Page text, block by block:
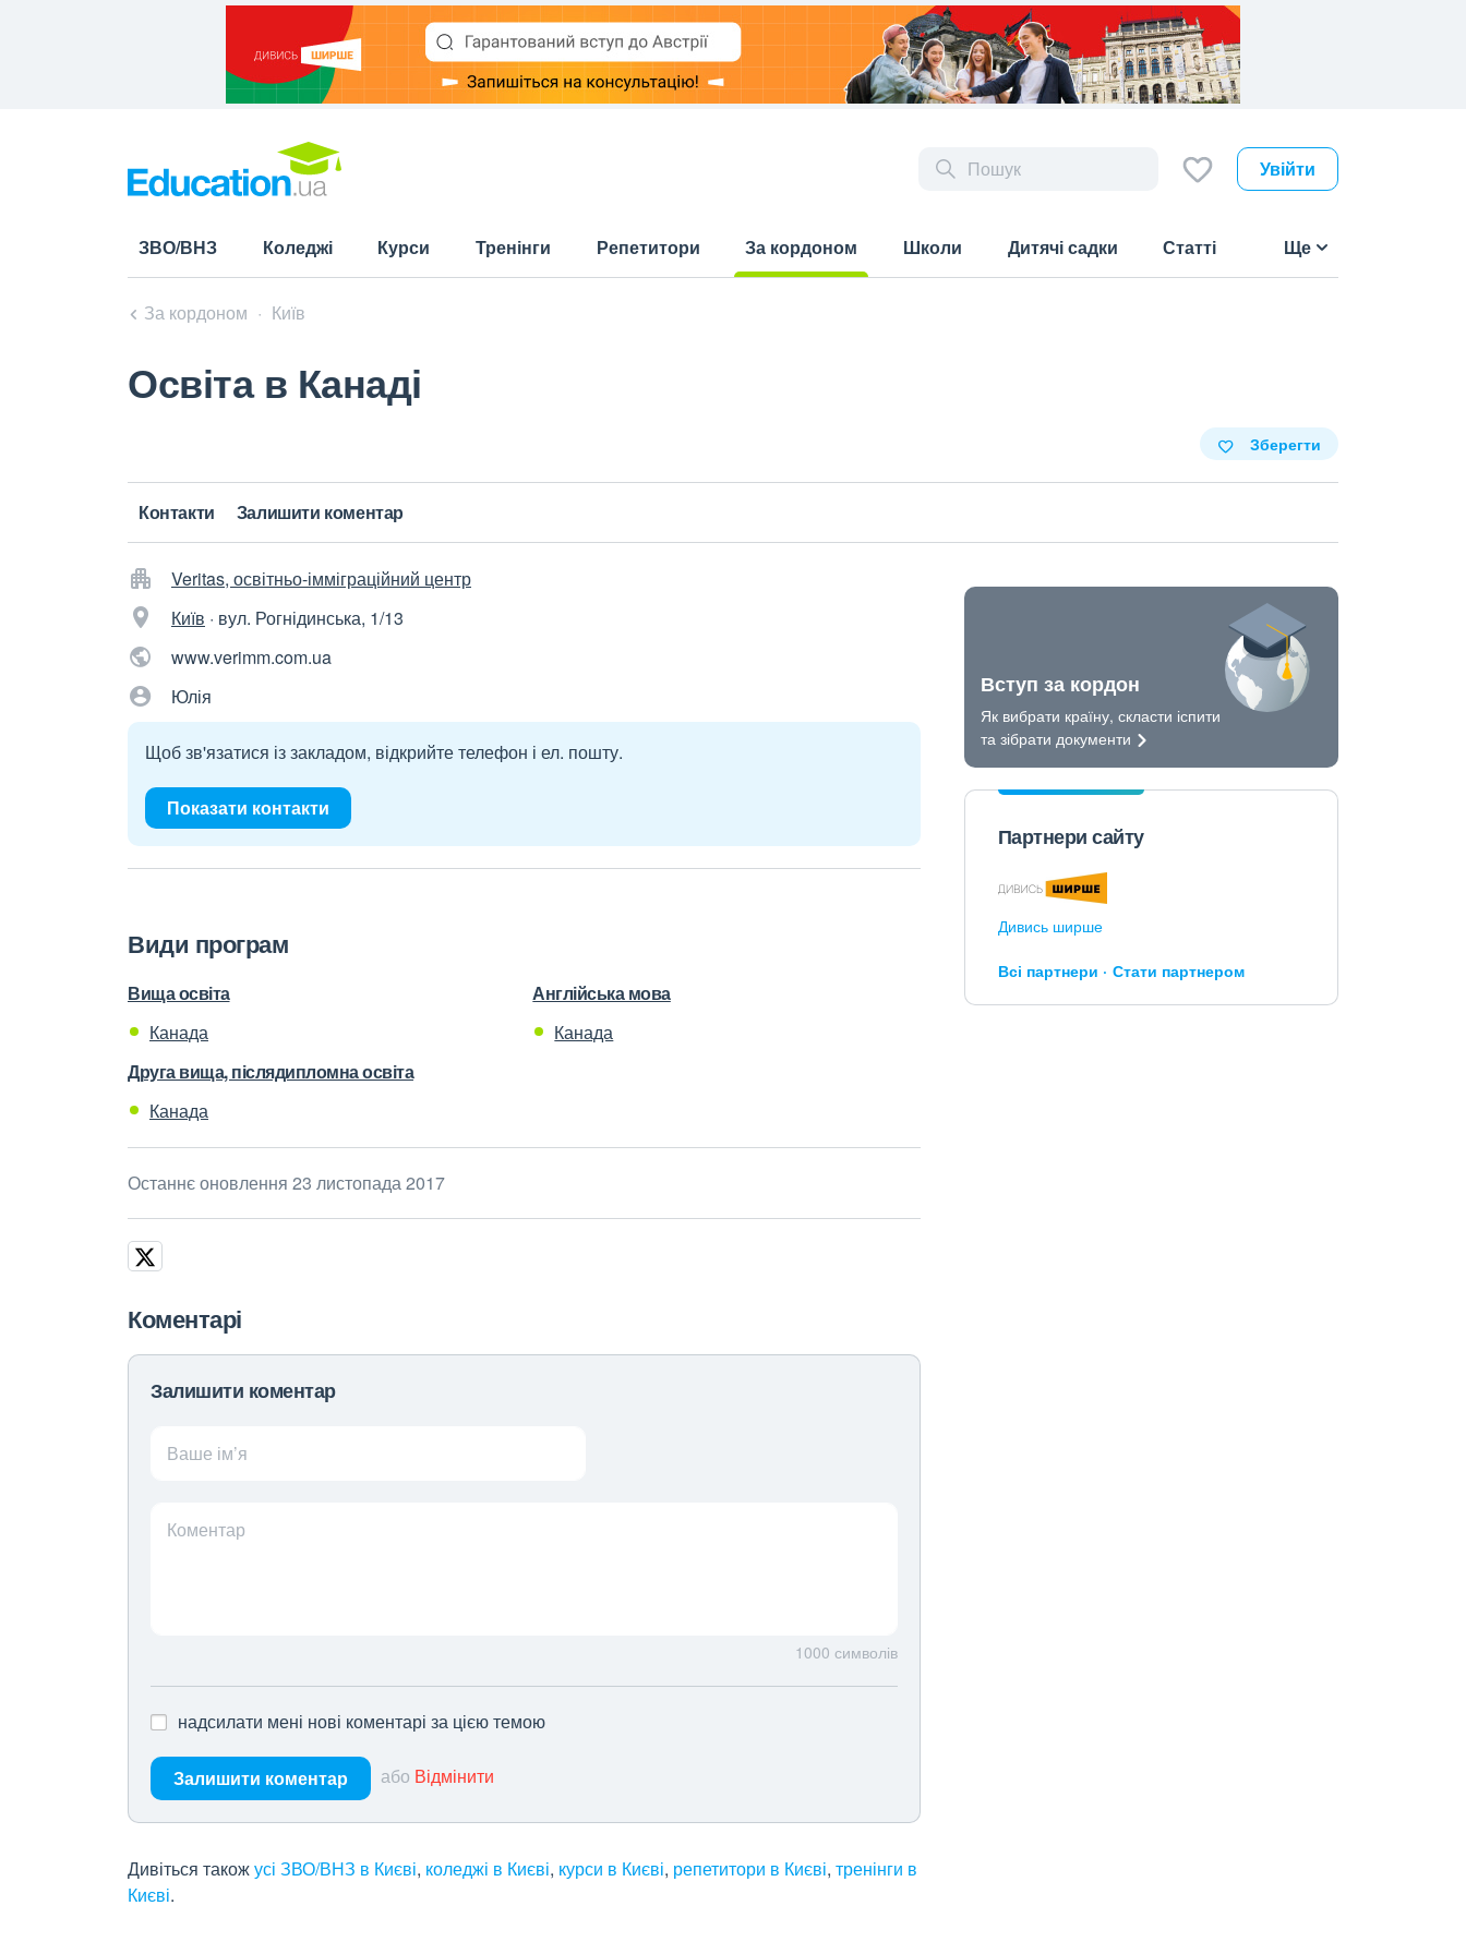
Увійти
ЗВО/ВНЗ Коледжі Курси Тренінги Репетитори
За кордоном
Школи Дитячі садки Статті Ще
За кордоном Київ
Освіта в Канаді
Зберегти
Контакти Залишити коментар
Veritas, освітньо-імміграційний центр
Київ · вул. Рогнідинська, 1/13
www.verimm.com.ua
Юлія
Щоб зв'язатися із закладом, відкрийте телефон і ел. пошту.
Показати контакти
Види програм
Вища освіта
Канада
Друга вища, післядипломна освіта
Канада
Англійська мова
Канада
Останнє оновлення 23 листопада 2017
Коментарі
Залишити коментар
Ваше ім’я
Коментар
1000 символів
надсилати мені нові коментарі за цією темою
Залишити коментар або Відмінити
Дивіться такожусі ЗВО/ВНЗ в Києві, коледжі в Києві, курси в Києві, репетитори в Києві, тренінги в
Києві.
Вступ за кордон
Як вибрати країну, скласти іспити
та зібрати документи
Партнери сайту
Дивись ширше
Всі партнери Стати партнером